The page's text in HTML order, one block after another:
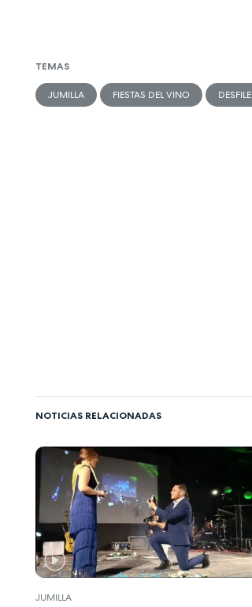
TEMAS
JUMILLA FIESTAS DEL VINO DESFILE
NOTICIAS RELACIONADAS
JUMILLA